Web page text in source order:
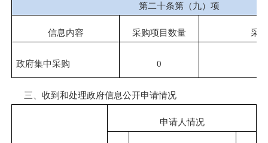
第二十条第（九）项
信息内容 采购项目数量 采
政府集中采购 0
三、收到和处理政府信息公开申请情况
申请人情况